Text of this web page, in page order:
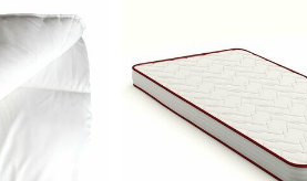
mezzanine Clem allie